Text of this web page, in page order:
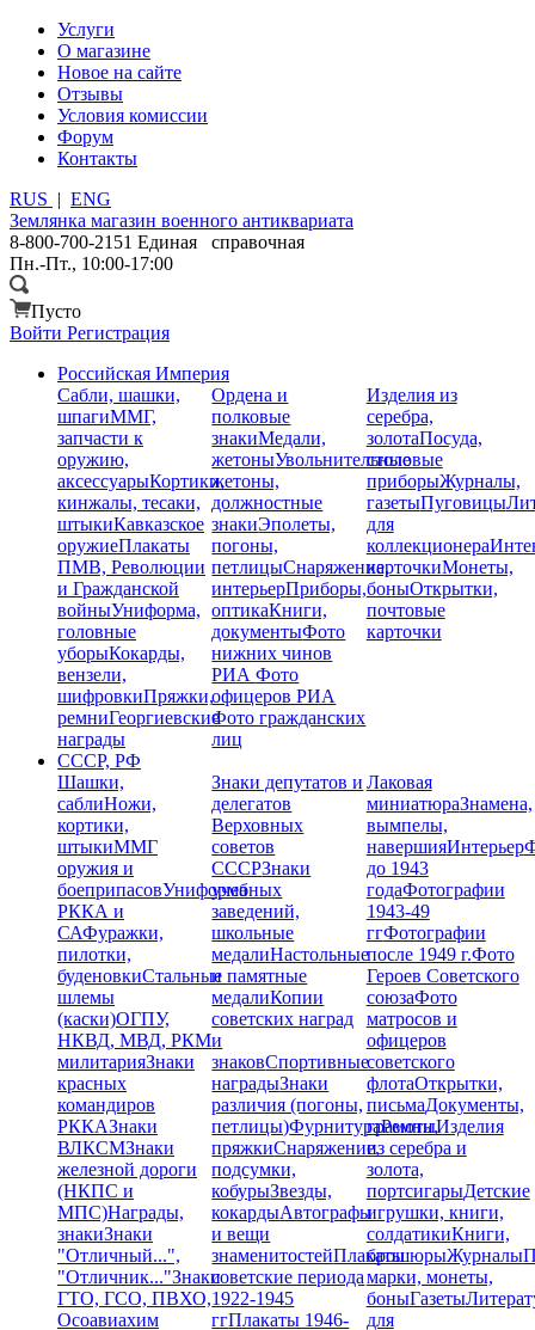
Услуги
О магазине
Новое на сайте
Отзывы
Условия комиссии
Форум
Контакты
RUS | ENG
Землянка магазин военного антиквариата
8-800-700-2151 Единая справочная
Пн.-Пт., 10:00-17:00
Пусто
Войти Регистрация
Российская Империя
Сабли, шашки,
шпагиММГ,
запчасти к
оружию,
аксессуарыКортики,
кинжалы, тесаки,
штыкиКавказское
оружиеПлакаты
ПМВ, Революции
и Гражданской
войныУниформа,
головные
уборыКокарды,
вензели,
шифровкиПряжки,
ремниГеоргиевские
награды
Ордена и
полковые
знакиМедали,
жетоныУвольнительные
жетоны,
должностные
знакиЭполеты,
погоны,
петлицыСнаряжение,
интерьерПриборы,
оптикаКниги,
документыФото
нижних чинов
РИАФото
офицеров РИА
Фото гражданских
лиц
Изделия из
серебра,
золотаПосуда,
столовые
приборыЖурналы,
газетыПуговицы
для
коллекционера
карточкиМонеты,
боныОткрытки,
почтовые
карточки
СССР, РФ
Шашки,
саблиНожи,
кортики,
штыкиММГ
оружия и
боеприпасовУниформа
РККА и
САФуражки,
пилотки,
буденовкиСтальные
шлемы
(каски)ОГПУ,
НКВД, МВД, РКМ
милитарияЗнаки
красных
командиров
РККАЗнаки
ВЛКСМЗнаки
железной дороги
(НКПС и
МПС)Награды,
знакиЗнаки
"Отличный...",
"Отличник..."Знаки
ГТО, ГСО, ПВХО,
Осоавиахим
Знаки депутатов и
делегатов
Верховных
советов
СССРЗнаки
учебных
заведений,
школьные
медалиНастольные
и памятные
медалиКопии
советских наград
и
знаковСпортивные
наградыЗнаки
различия (погоны,
петлицы)ФурнитураРемни,
пряжкиСнаряжение,
подсумки,
кобурыЗвезды,
кокардыАвтографы
и вещи
знаменитостейПлакаты
советские периода
1922-1945
ггПлакаты 1946-
Лаковая
миниатюраЗнамена,
вымпелы,
навершияИнтерьер
до 1943
годаФотографии
1943-49
ггФотографии
после 1949 г.Фото
Героев Советского
союзаФото
матросов и
офицеров
советского
флотаОткрытки,
письмаДокументы,
грамотыИзделия
из серебра и
золота,
портсигарыДетские
игрушки, книги,
солдатикиКниги,
брошюрыЖурналы
марки, монеты,
боныГазеты
для